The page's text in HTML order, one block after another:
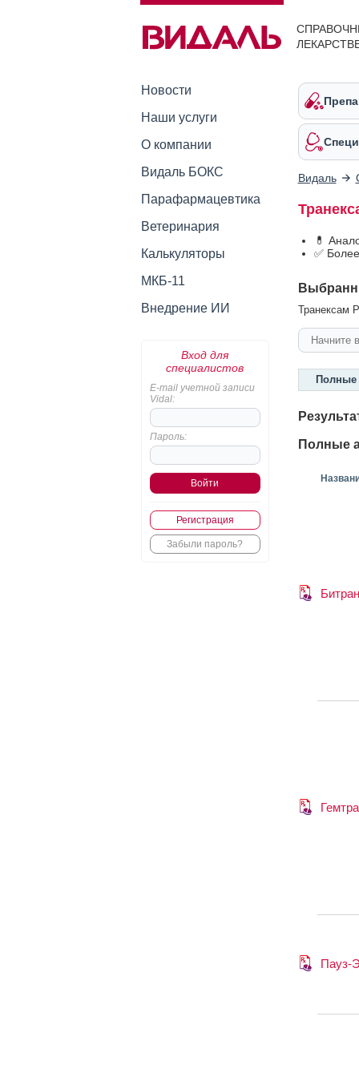
Новости
Наши услуги
О компании
Видаль БОКС
Парафармацевтика
Ветеринария
Калькуляторы
МКБ-11
Внедрение ИИ
Вход для
специалистов
E-mail учетной записи
Vidal:
Пароль:
Регистрация
Забыли пароль?
Видаль
💊
✅
Транексам
Полные
Полные
Пауз-